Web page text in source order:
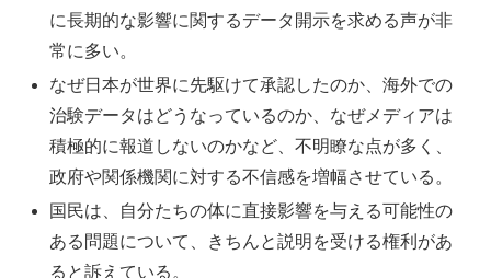
に長期的な影響に関するデータ開示を求める声が非
常に多い。
なぜ日本が世界に先駆けて承認したのか、海外での
治験データはどうなっているのか、なぜメディアは
積極的に報道しないのかなど、不明瞭な点が多く、
政府や関係機関に対する不信感を増幅させている。
国民は、自分たちの体に直接影響を与える可能性の
ある問題について、きちんと説明を受ける権利があ
ると訴えている。